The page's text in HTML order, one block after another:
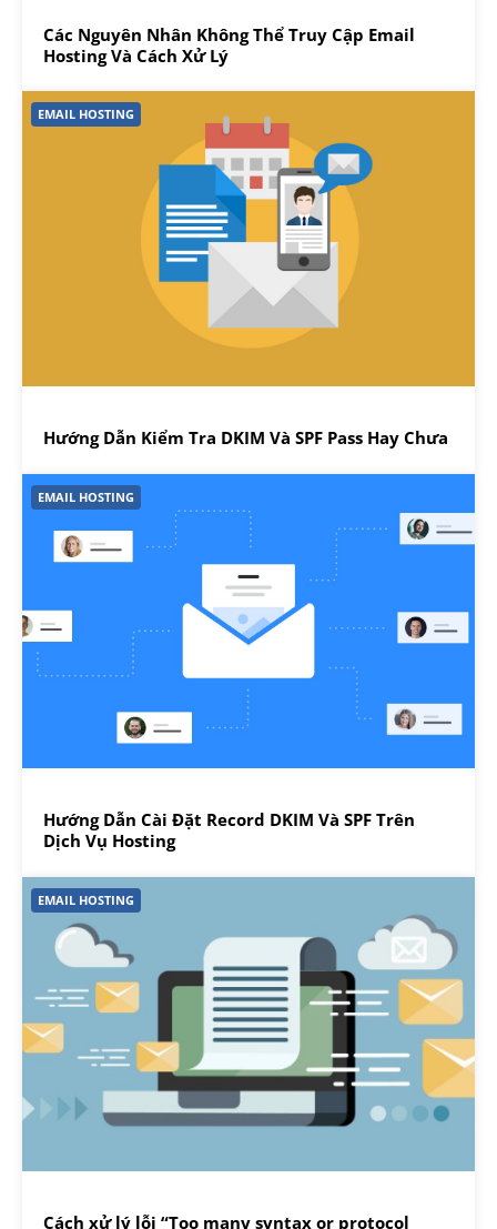
Các Nguyên Nhân Không Thể Truy Cập Email
Hosting Và Cách Xử Lý
EMAIL HOSTING
Hướng Dẫn Kiểm Tra DKIM Và SPF Pass Hay Chưa
EMAIL HOSTING
Hướng Dẫn Cài Đặt Record DKIM Và SPF Trên
Dịch Vụ Hosting
EMAIL HOSTING
Cách xử lý lỗi “Too many syntax or protocol